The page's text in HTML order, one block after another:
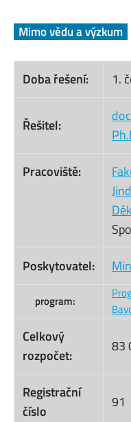
Mimo vědu a výzkum
Doba řešení: 1.
Řešitel:
Pracoviště:
Poskytovatel:
program:
Celkový
rozpočet:
83
Registrační
číslo
91